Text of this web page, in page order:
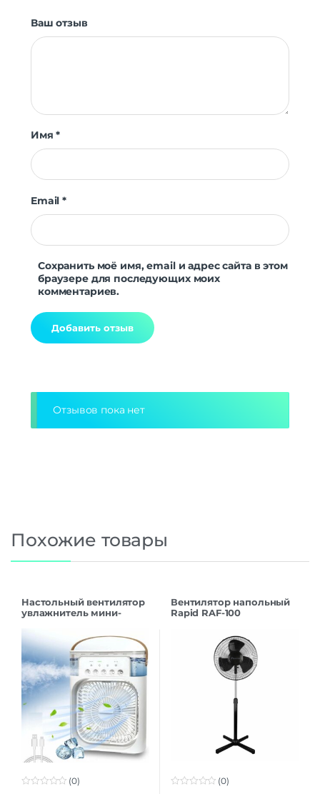
Ваш отзыв
Имя*
Email*
Сохранить моё имя, email и адрес сайта в этом
браузере для последующих моих
комментариев.
Отзывов пока нет
Похожие товары
Настольный вентилятор
увлажнитель мини-
(0)
Вентилятор напольный
Rapid RAF-100
(0)